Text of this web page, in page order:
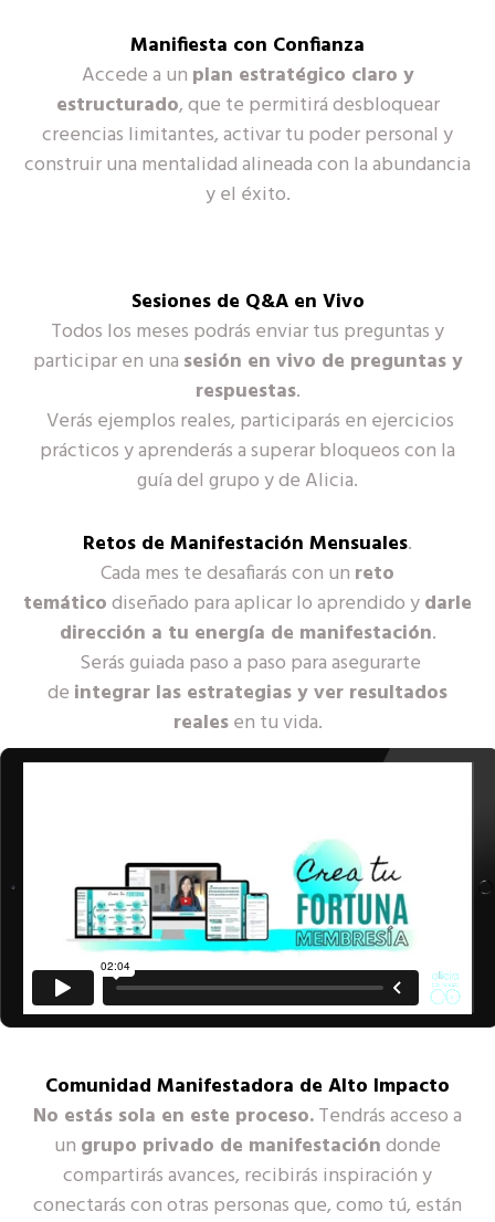
Manifiesta con Confianza
Accede a un plan estratégico claro y
estructurado, que te permitirá desbloquear
creencias limitantes, activar tu poder personal y
construir una mentalidad alineada con la abundancia
y el éxito.
Sesiones de Q&A en Vivo
Todos los meses podrás enviar tus preguntas y
participar en una sesión en vivo de preguntas y
respuestas.
Verás ejemplos reales, participarás en ejercicios
prácticos y aprenderás a superar bloqueos con la
guía del grupo y de Alicia.
Retos de Manifestación Mensuales.
Cada mes te desafiarás con un reto
temáticodiseñado para aplicar lo aprendido ydarle
dirección a tu energía de manifestación.
Serás guiada paso a paso para asegurarte
de integrar las estrategias y ver resultados
realesen tu vida.
Comunidad Manifestadora de Alto Impacto
No estás sola en este proceso.Tendrás acceso a
un grupo privado de manifestacióndonde
compartirás avances, recibirás inspiración y
conectarás con otras personas que, como tú, están